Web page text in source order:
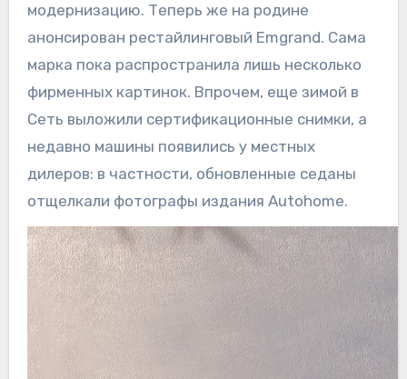
модернизацию. Теперь же на родине
анонсирован рестайлинговый Emgrand. Сама
марка пока распространила лишь несколько
фирменных картинок. Впрочем, еще зимой в
Сеть выложили сертификационные снимки, а
недавно машины появились у местных
дилеров: в частности, обновленные седаны
отщелкали фотографы издания Autohome.